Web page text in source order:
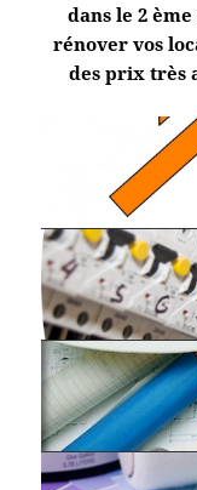
dans le 2
rénover vos
des prix très